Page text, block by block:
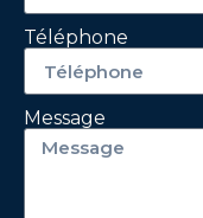
Téléphone
Message